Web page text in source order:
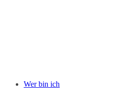
Wer bin ich